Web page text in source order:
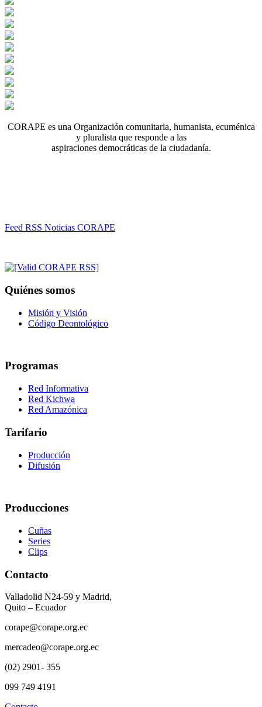
CORAPE es una Organización comunitaria, humanista, ecuménica
y pluralista que responde a las
aspiraciones democráticas de la ciudadanía.
Feed RSS Noticias CORAPE
Quiénes somos
Misión y Visión
Código Deontológico
Programas
Red Informativa
Red Kichwa
Red Amazónica
Tarifario
Producción
Difusión
Producciones
Cuñas
Series
Clips
Contacto
Valladolid N24-59 y Madrid,
Quito – Ecuador
corape@corape.org.ec
mercadeo@corape.org.ec
(02) 2901- 355
099 749 4191